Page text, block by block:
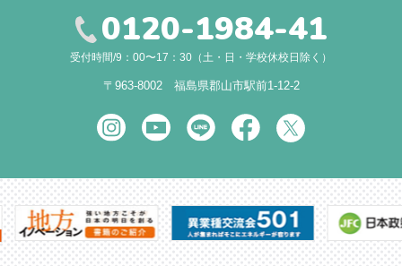
0120-1984-41
受付時間/9：00〜17：30（土・日・学校休校日除く）
〒963-8002 福島県郡山市駅前1-12-2